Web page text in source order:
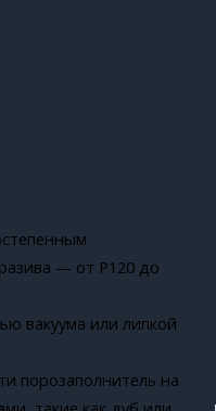
— от P120 до
вакуума или липкой
порозаполнитель на